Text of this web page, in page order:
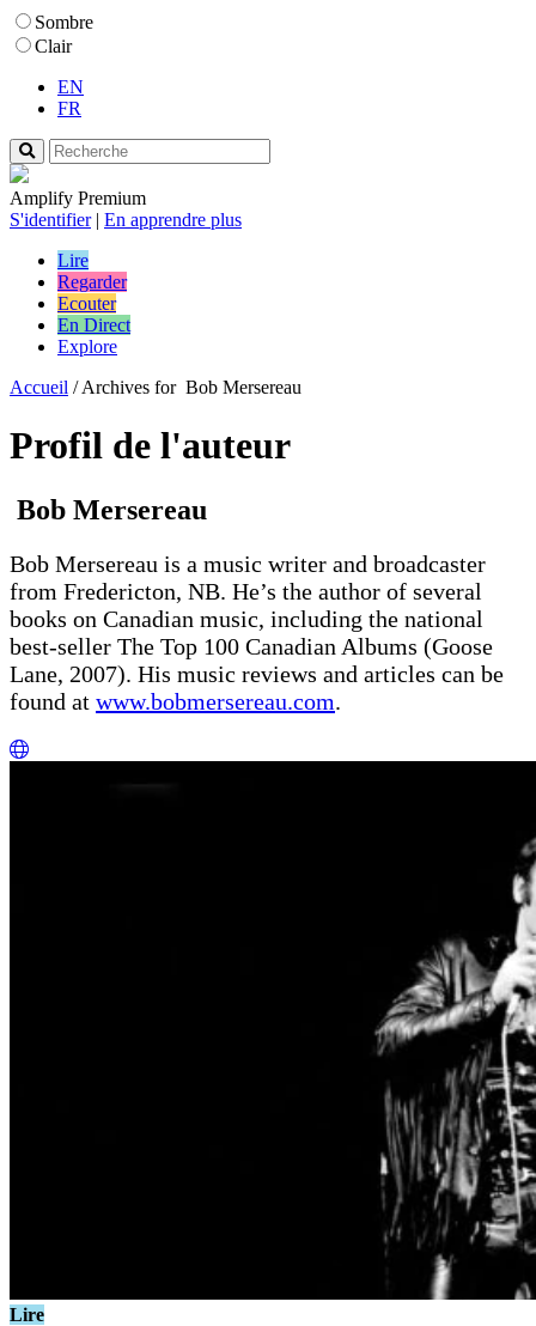
Sombre
Clair
EN
FR
Amplify Premium
S'identifier| En apprendre plus
Lire
Regarder
Ecouter
En Direct
Explore
Accueil /Archives for Bob Mersereau
Profil de l'auteur
Bob Mersereau
Bob Mersereau is a music writer and broadcaster
from Fredericton, NB. He’s the author of several
books on Canadian music, including the national
best-seller The Top 100 Canadian Albums (Goose
Lane, 2007). His music reviews and articles can be
found at www.bobmersereau.com.
Lire